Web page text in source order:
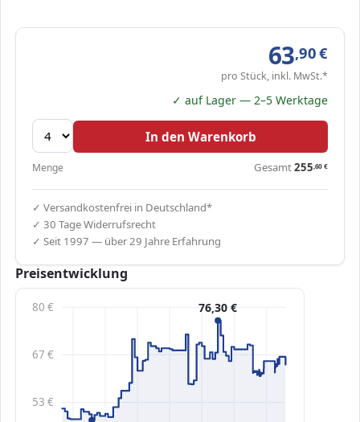
63,90€
pro Stück, inkl. MwSt.*
✓ auf Lager — 2–5 Werktage
In den Warenkorb
Menge Gesamt255,60€
✓ Versandkostenfrei in Deutschland*
✓ 30 Tage Widerrufsrecht
✓ Seit 1997 — über 29 Jahre Erfahrung
Preisentwicklung
53 €
67 €
80 € 76,30 €